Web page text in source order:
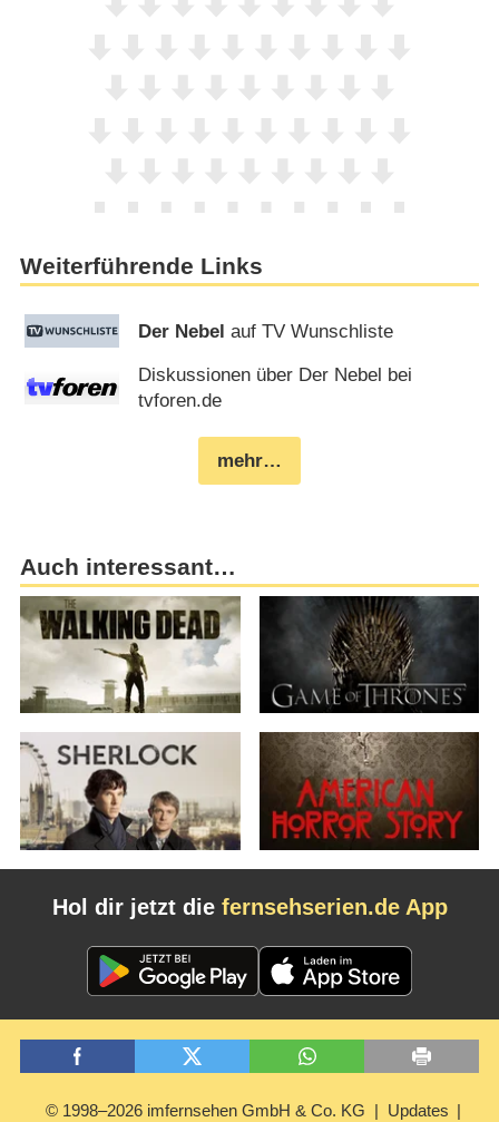
Weiterführende Links
Der Nebel auf TV Wunschliste
Diskussionen über Der Nebel bei
tvforen.de
mehr…
Auch interessant…
Hol dir jetzt die fernsehserien.de App
© 1998–2026 imfernsehen GmbH & Co. KG Updates